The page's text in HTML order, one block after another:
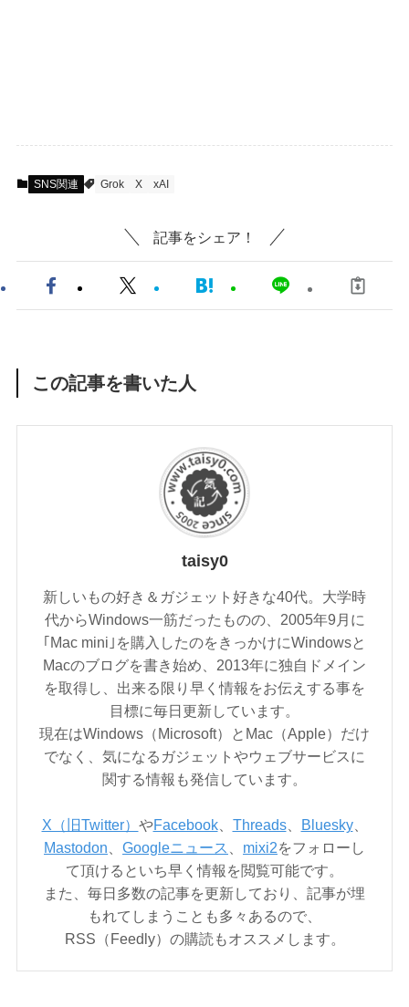
SNS関連 Grok X xAI
記事をシェア！
この記事を書いた人
taisy0
新しいもの好き＆ガジェット好きな40代。大学時
代からWindows一筋だったものの、2005年9月に
｢Mac mini｣を購入したのをきっかけにWindowsと
Macのブログを書き始め、2013年に独自ドメイン
を取得し、出来る限り早く情報をお伝えする事を
目標に毎日更新しています。
現在はWindows（Microsoft）とMac（Apple）だけ
でなく、気になるガジェットやウェブサービスに
関する情報も発信しています。
X（旧Twitter） やFacebook、 Threads、 Bluesky、
Mastodon
Googleニュース mixi2をフォローし
て頂けるといち早く情報を閲覧可能です。
また、毎日多数の記事を更新しており、記事が埋
もれてしまうことも多々あるので、
RSS（Feedly）の購読もオススメします。